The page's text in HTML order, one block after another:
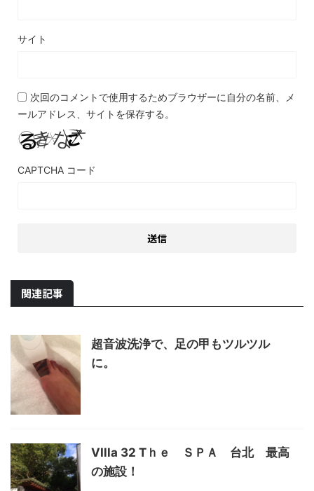
サイト
次回のコメントで使用するためブラウザーに自分の名前、メ
ールアドレス、サイトを保存する。
CAPTCHA コード
関連記事
超音波洗浄で、足の甲もツルツル
に。
VIlla 32 Tｈｅ ＳＰＡ 台北 最高
の施設！